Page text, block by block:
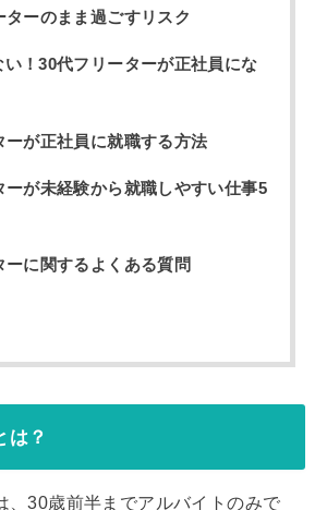
ターのまま過ごすリスク
！30代フリーターが正社員にな
ーが正社員に就職する方法
ーが未経験から就職しやすい仕事5
ーに関するよくある質問
は？
、30歳前半までアルバイトのみで